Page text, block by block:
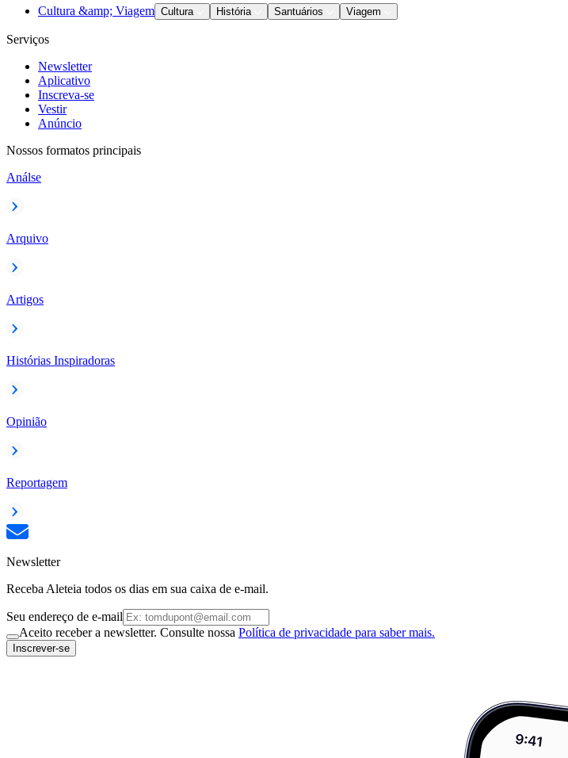
Cultura &amp; Viagem Cultura História Santuários Viagem
Serviços
Newsletter
Aplicativo
Inscreva-se
Vestir
Anúncio
Nossos formatos principais
Análse
Arquivo
Artigos
Histórias Inspiradoras
Opinião
Reportagem
Newsletter
Receba Aleteia todos os dias em sua caixa de e-mail.
Seu endereço de e-mail
Aceito receber a newsletter. Consulte nossa Política de privacidade para saber mais.
Inscrever-se